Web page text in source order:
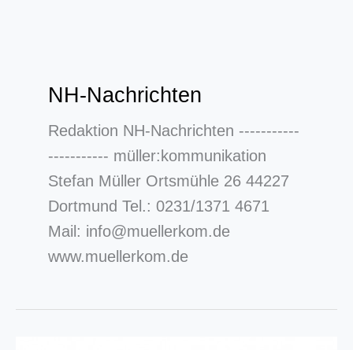
NH-Nachrichten
Redaktion NH-Nachrichten -----------
----------- müller:kommunikation
Stefan Müller Ortsmühle 26 44227
Dortmund Tel.: 0231/1371 4671
Mail: info@muellerkom.de
www.muellerkom.de